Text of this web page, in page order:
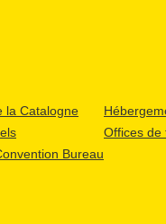
la Catalogne
Bureau
Offices de